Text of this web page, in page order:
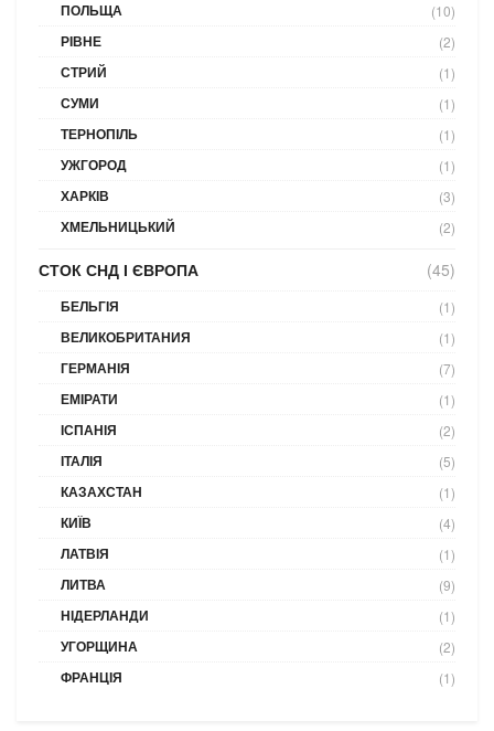
ПОЛЬЩА (10)
РІВНЕ (2)
СТРИЙ (1)
СУМИ (1)
ТЕРНОПІЛЬ (1)
УЖГОРОД (1)
ХАРКІВ (3)
ХМЕЛЬНИЦЬКИЙ (2)
СТОК СНД І ЄВРОПА (45)
БЕЛЬГІЯ (1)
ВЕЛИКОБРИТАНИЯ (1)
ГЕРМАНІЯ (7)
ЕМІРАТИ (1)
ІСПАНІЯ (2)
ІТАЛІЯ (5)
КАЗАХСТАН (1)
КИЇВ (4)
ЛАТВІЯ (1)
ЛИТВА (9)
НІДЕРЛАНДИ (1)
УГОРЩИНА (2)
ФРАНЦІЯ (1)